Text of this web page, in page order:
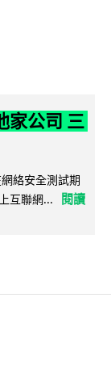
家公司 三
絡安全測試期
互聯網...
閱讀